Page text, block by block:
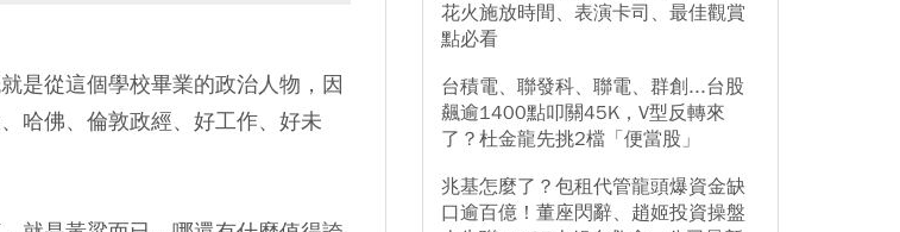
是從這個學校畢業的政治人物，因
哈佛、倫敦政經、好工作、好未
花火施放時間、表演卡司、最佳觀賞
點必看
台積電、聯發科、聯電、群創...台股
飆逾1400點叩關45K，V型反轉來
了？杜金龍先挑2檔「便當股」
兆基怎麼了？包租代管龍頭爆資金缺
口逾百億！董座閃辭、趙姬投資操盤